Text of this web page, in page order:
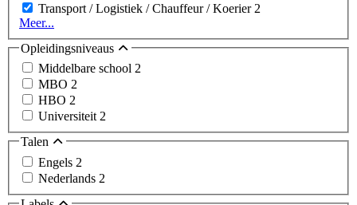
Transport / Logistiek / Chauffeur / Koerier 2
Meer...
Opleidingsniveaus
Middelbare school 2
MBO 2
HBO 2
Universiteit2
Talen
Engels 2
Nederlands 2